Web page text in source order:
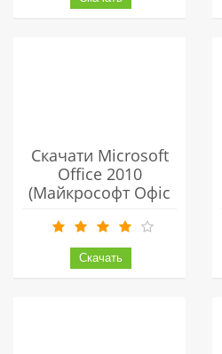
Скачати Microsoft
Office 2010
(Майкрософт Офіс
Безкоштовно